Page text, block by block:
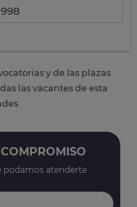
y de las plazas
las vacantes de esta
podamos atenderte